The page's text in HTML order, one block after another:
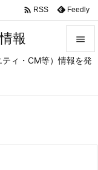
報
ィ・CM等）情報を発



 RSS Feedly